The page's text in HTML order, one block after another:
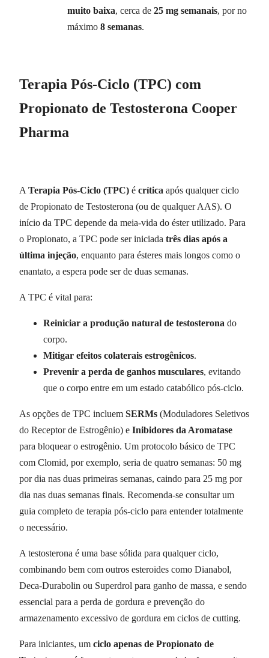
muito baixa, cerca de 25 mg semanais, por no
máximo 8 semanas.
Terapia Pós-Ciclo (TPC) com
Propionato de Testosterona Cooper
Pharma
A Terapia Pós-Ciclo (TPC) é crítica após qualquer ciclo
de Propionato de Testosterona (ou de qualquer AAS). O
início da TPC depende da meia-vida do éster utilizado. Para
o Propionato, a TPC pode ser iniciada três dias após a
última injeção, enquanto para ésteres mais longos como o
enantato, a espera pode ser de duas semanas.
A TPC é vital para:
Reiniciar a produção natural de testosterona do
corpo.
Mitigar efeitos colaterais estrogênicos.
Prevenir a perda de ganhos musculares, evitando
que o corpo entre em um estado catabólico pós-ciclo.
As opções de TPC incluem SERMs (Moduladores Seletivos
do Receptor de Estrogênio) e Inibidores da Aromatase
para bloquear o estrogênio. Um protocolo básico de TPC
com Clomid, por exemplo, seria de quatro semanas: 50 mg
por dia nas duas primeiras semanas, caindo para 25 mg por
dia nas duas semanas finais. Recomenda-se consultar um
guia completo de terapia pós-ciclo para entender totalmente
o necessário.
A testosterona é uma base sólida para qualquer ciclo,
combinando bem com outros esteroides como Dianabol,
Deca-Durabolin ou Superdrol para ganho de massa, e sendo
essencial para a perda de gordura e prevenção do
armazenamento excessivo de gordura em ciclos de cutting.
Para iniciantes, um ciclo apenas de Propionato de